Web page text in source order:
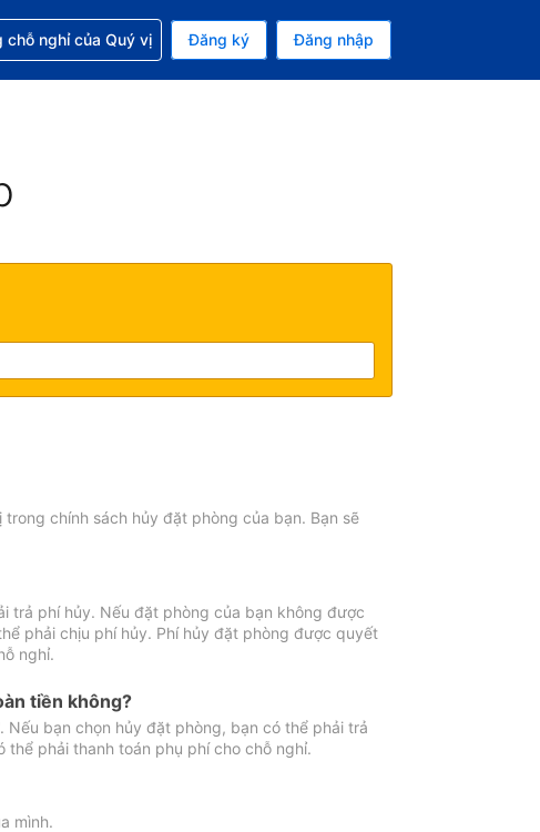
tiền tệ hiện tại của bạn là Đồng
bạn. Ngôn ngữ hiện tại của bạn là Tiếng Việt
giúp với đặt chỗ
chỗ nghỉ của Quý vị Đăng ký Đăng nhập
chính sách hủy đặt phòng của bạn. Bạn sẽ
trả phí hủy. Nếu đặt phòng của bạn không được
phải chịu phí hủy. Phí hủy đặt phòng được quyết
nghỉ.
tiền không?
bạn chọn hủy đặt phòng, bạn có thể phải trả
phải thanh toán phụ phí cho chỗ nghỉ.
mình.